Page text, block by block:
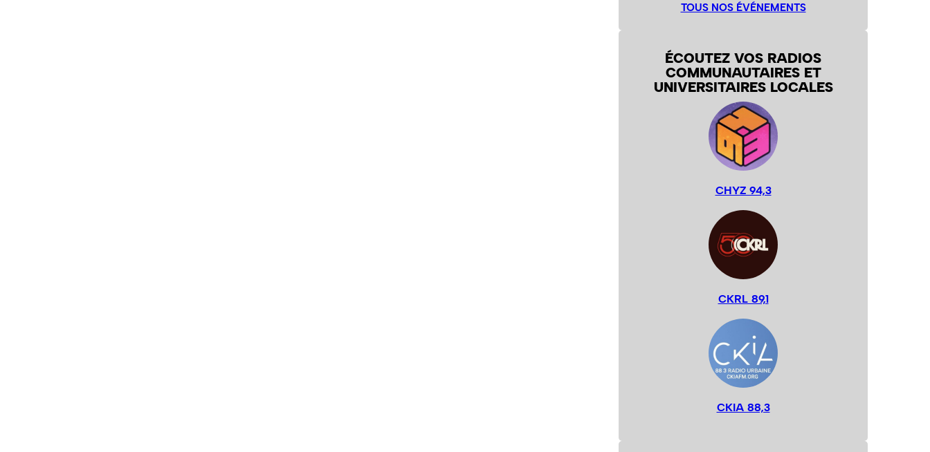
TOUS NOS ÉVÉNEMENTS
ÉCOUTEZ VOS RADIOS
COMMUNAUTAIRES ET
UNIVERSITAIRES LOCALES
CHYZ 94,3
CKRL 89,1
CKIA 88,3